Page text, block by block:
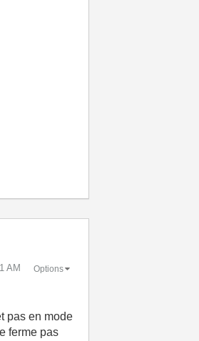
AM Options
pas en mode
ferme pas